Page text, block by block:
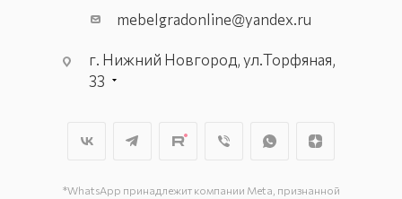
mebelgradonline@yandex.ru
г. Нижний Новгород, ул.Торфяная,
33
*WhatsApp принадлежит компании Meta, признанной